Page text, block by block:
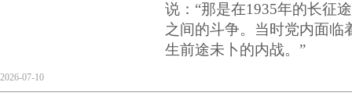
说：“那是在1935年的长征
之间的斗争。当时党内面临
生前途未卜的内战。”
2026-07-10